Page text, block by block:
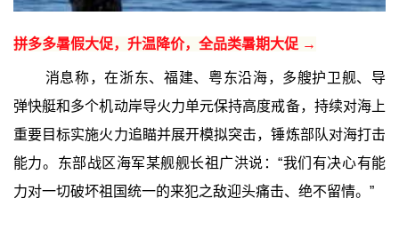
拼多多暑假大促，升温降价，全品类暑期大促 →
消息称，在浙东、福建、粤东沿海，多艘护卫舰、导
弹快艇和多个机动岸导火力单元保持高度戒备，持续对海上
重要目标实施火力追瞄并展开模拟突击，锤炼部队对海打击
能力。东部战区海军某舰舰长祖广洪说：“我们有决心有能
力对一切破坏祖国统一的来犯之敌迎头痛击、绝不留情。”